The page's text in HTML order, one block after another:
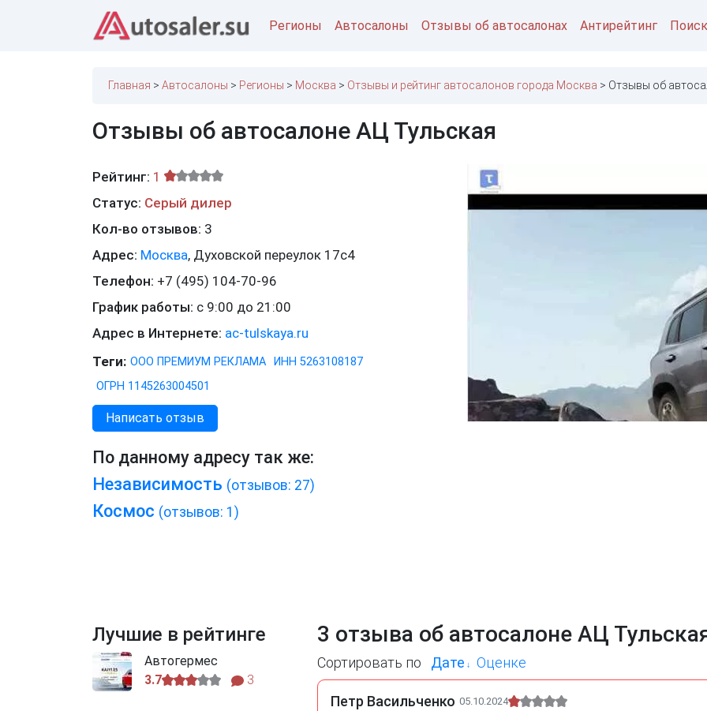
Регионы Автосалоны Отзывы об автосалонах Антирейтинг Поиск
Главная Автосалоны Регионы Москва Отзывы и рейтинг автосалонов города Москва Отзывы об
Отзывы об автосалоне АЦ Тульская
Рейтинг: 1
Статус: Серый дилер
Кол-во отзывов: 3
Адрес: Москва, Духовской переулок 17с4
Телефон: +7 (495) 104-70-96
График работы: с 9:00 до 21:00
Адрес в Интернете: ac-tulskaya.ru
Теги: ООО ПРЕМИУМ РЕКЛАМА
ИНН 5263108187
ОГРН 1145263004501
Написать отзыв
По данному адресу так же:
Независимость (отзывов: 27)
Космос (отзывов: 1)
3 отзыва об автосалоне АЦ
Сортировать по Дате Оценке
Петр Васильченко 05.10.2024
Лучшие в рейтинге
Автогермес
3.7
3